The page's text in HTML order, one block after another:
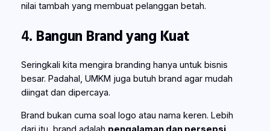
nilai tambah yang membuat pelanggan betah.
4. Bangun Brand yang Kuat
Seringkali kita mengira branding hanya untuk bisnis
besar. Padahal, UMKM juga butuh brand agar mudah
diingat dan dipercaya.
Brand bukan cuma soal logo atau nama keren. Lebih